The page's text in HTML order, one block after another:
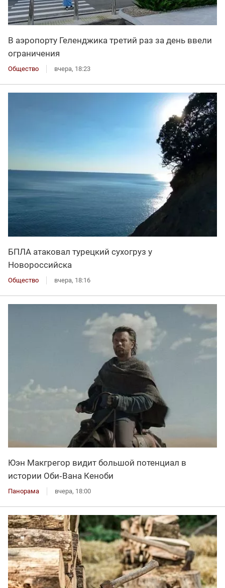
В аэропорту Геленджика третий раз за день ввели
ограничения
Общество вчера, 18:23
БПЛА атаковал турецкий сухогруз у
Новороссийска
Общество вчера, 18:16
Юэн Макгрегор видит большой потенциал в
истории Оби‑Вана Кеноби
Панорама вчера, 18:00